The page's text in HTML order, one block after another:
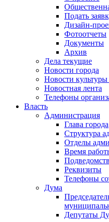
Подать
Дизайн-
Фотоотчеты
Документы
Архив
Дела текущие
Новости города
Новости культуры
Новостная лента
Телефоны
Власть
Администрация
Глава города
Структура
Отделы
Время
Реквизиты
Телефоны
Дума
Депутаты